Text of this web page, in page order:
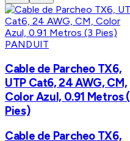
PANDUIT
Cable de Parcheo TX6,
UTP Cat6, 24 AWG, CM,
Color Azul, 0.91 Metros
Pies)
Cable de Parcheo TX6,